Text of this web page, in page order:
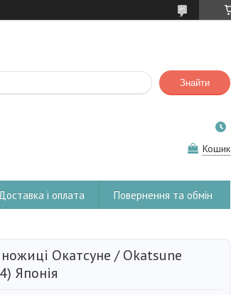
Знайти
Кошик
Доставка і оплата Повернення та обмін
Окатсуне / Okatsune
Японія